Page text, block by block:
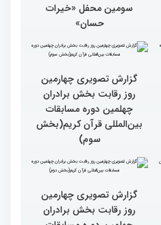
جزئیات پنجمین روز رقابت
بخش برادران مسابقات
بین‌المللی قرآن کریم
تجلیل از بانوان قرآنی
برگزیده جهان اسلام در
سومین محفل «خیرات
حسان»